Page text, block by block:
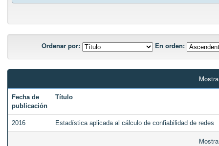
Ordenar por: En orden:
Fecha de
publicación
Título
2016 Estadística aplicada al cálculo de confiabilidad de redes